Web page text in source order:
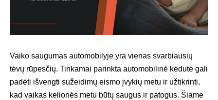
Vaiko saugumas automobilyje yra vienas svarbiausių
tėvų rūpesčių. Tinkamai parinkta automobilinė kėdutė gali
padėti išvengti sužeidimų eismo įvykių metu ir užtikrinti,
kad vaikas kelionės metu būtų saugus ir patogus. Šiame